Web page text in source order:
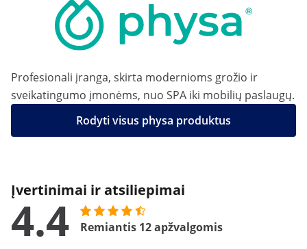
Profesionali įranga, skirta modernioms grožio ir
sveikatingumo įmonėms, nuo SPA iki mobilių paslaugų.
Rodyti visus physa produktus
Įvertinimai ir atsiliepimai
4.4 Remiantis 12 apžvalgomis